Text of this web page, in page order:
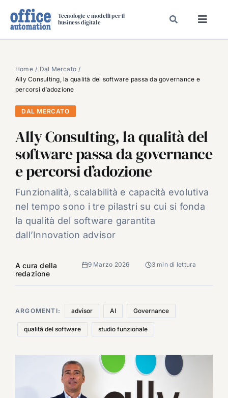
Tecnologie e modelli per il
business digitale
SPECIAL PAPER
TAVOLE ROTONDE DI REDAZIONE
DAL MERCATO
VIDEO
EVENTI
CHI SIAMO
Home
Dal Mercato
Ally Consulting, la qualità del software passa da governance e
percorsi d’adozione
DAL MERCATO
Ally Consulting, la qualità del
software passa da governance
e percorsi d’adozione
Funzionalità, scalabilità e capacità evolutiva
nel tempo sono i tre pilastri su cui si fonda
la qualità del software garantita
dall’Innovation advisor
A cura della
redazione
9 Marzo 2026 3 min di lettura
ARGOMENTI: advisor AI Governance
qualità del software studio funzionale